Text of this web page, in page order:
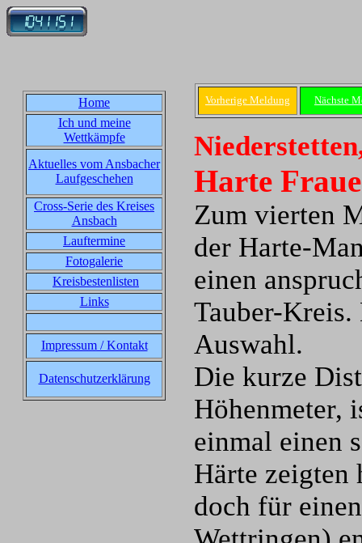
Home
Ich und meine
Wettkämpfe
Aktuelles vom Ansbacher
Laufgeschehen
Cross-Serie des Kreises
Ansbach
Lauftermine
Fotogalerie
Kreisbestenlisten
Links
Impressum / Kontakt
Datenschutzerklärung
Vorherige Meldung Nächste
Harte
Zum vierten
der Harte-
einen
Tauber-Kreis.
Auswahl.
Die kurze
Höhenmeter,
einmal einen
Härte zeigten
doch für